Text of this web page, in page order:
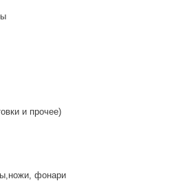
и прочее)
фонари